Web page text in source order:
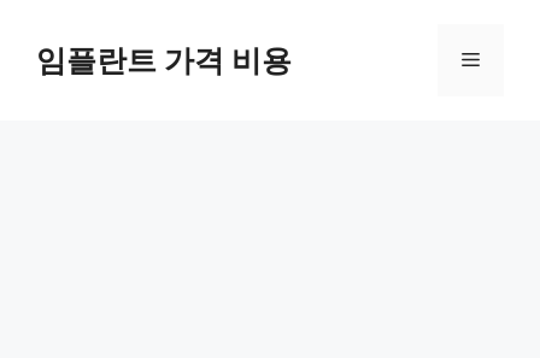
content임플란트 가격 비용 Menu